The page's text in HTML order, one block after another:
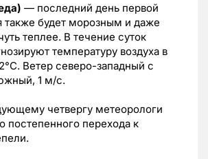
— последний день первой
также будет морозным и даже
теплее. В течение суток
температуру воздуха в
Ветер северо-западный с
1 м/с.
четвергу метеорологи
постепенного перехода к